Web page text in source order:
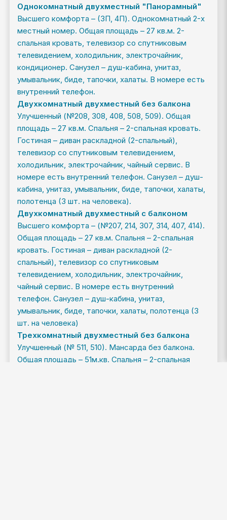
Однокомнатный двухместный "Панорамный"
Высшего комфорта – (3П, 4П). Однокомнатный 2-х
местный номер. Общая площадь – 27 кв.м. 2-
спальная кровать, телевизор со спутниковым
телевидением, холодильник, электрочайник,
кондиционер. Санузел – душ-кабина, унитаз,
умывальник, биде, тапочки, халаты. В номере есть
внутренний телефон.
Двухкомнатный двухместный без балкона
Улучшенный (№208, 308, 408, 508, 509). Общая
площадь – 27 кв.м. Спальня – 2-спальная кровать.
Гостиная – диван раскладной (2-спальный),
телевизор со спутниковым телевидением,
холодильник, электрочайник, чайный сервис. В
номере есть внутренний телефон. Санузел – душ-
кабина, унитаз, умывальник, биде, тапочки, халаты,
полотенца (3 шт. на человека).
Двухкомнатный двухместный с балконом
Высшего комфорта – (№207, 214, 307, 314, 407, 414).
Общая площадь – 27 кв.м. Спальня – 2-спальная
кровать. Гостиная – диван раскладной (2-
спальный), телевизор со спутниковым
телевидением, холодильник, электрочайник,
чайный сервис. В номере есть внутренний
телефон. Санузел – душ-кабина, унитаз,
умывальник, биде, тапочки, халаты, полотенца (3
шт. на человека)
Трехкомнатный двухместный без балкона
Улучшенный (№ 511, 510). Мансарда без балкона.
Общая площадь – 51м.кв. Спальня – 2-спальная